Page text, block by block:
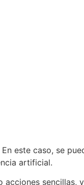
este caso, se
artificial.
sencillas,